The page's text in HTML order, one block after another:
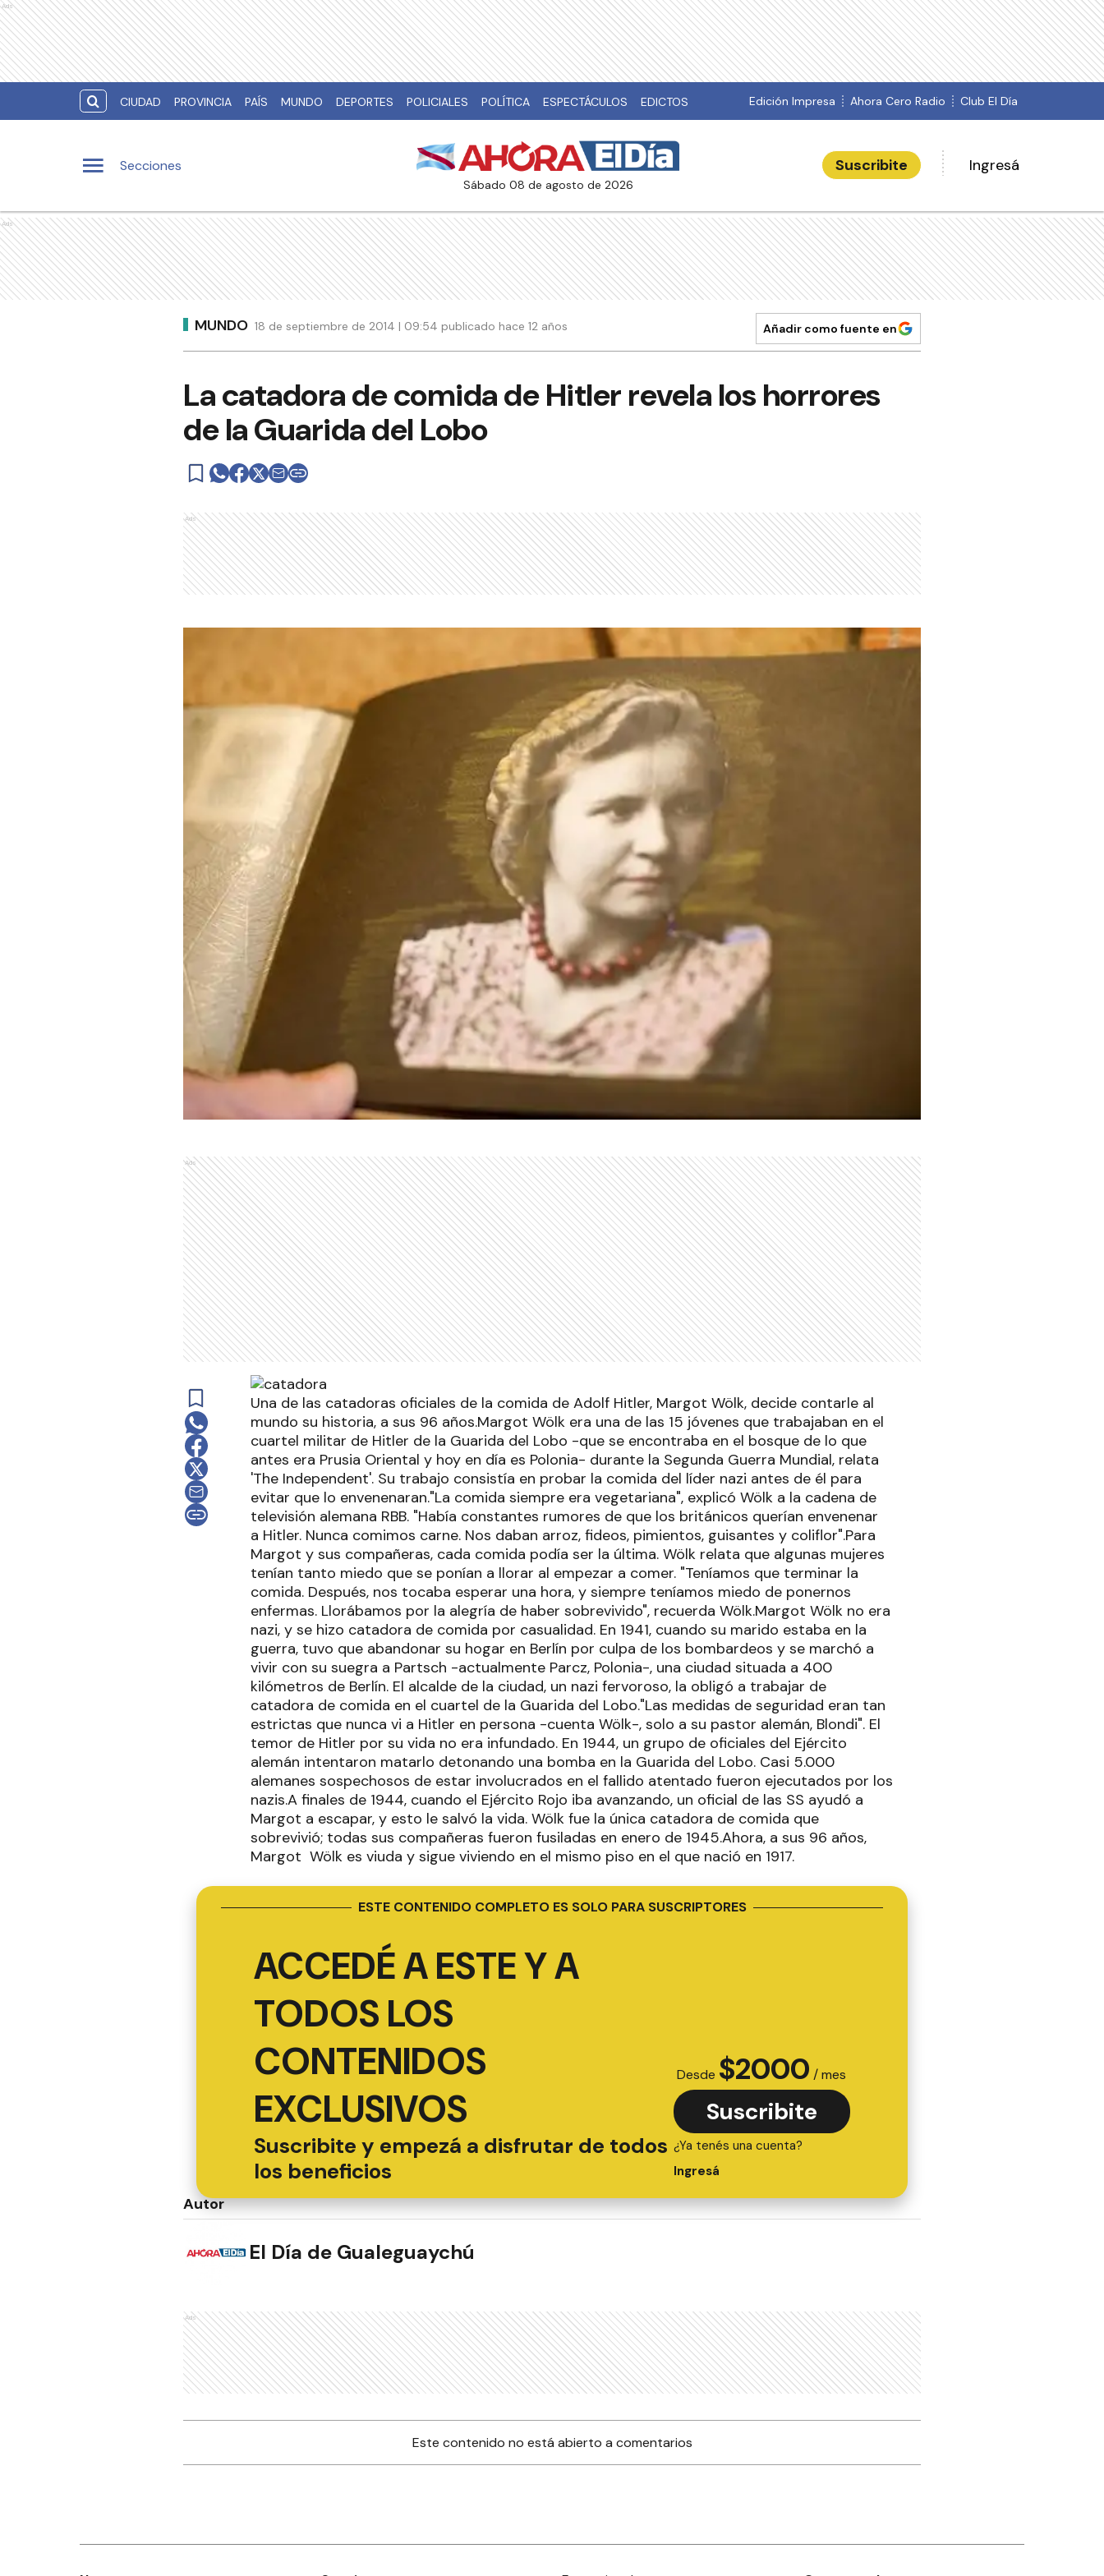
Ads
CIUDAD PROVINCIA PAÍS MUNDO DEPORTES POLICIALES POLÍTICA ESPECTÁCULOS EDICTOS Edición Impresa Ahora Cero Radio Club El Día
Secciones
sábado 08 de agosto de 2026
Suscribite Ingresá
Ads
MUNDO 18 de septiembre de 2014 | 09:54 publicado hace 12 años Añadir como fuente en
La catadora de comida de Hitler revela los horrores
de la Guarida del Lobo
Ads
Ads
Una de las catadoras oficiales de la comida de Adolf Hitler, Margot Wölk, decide contarle al
mundo su historia, a sus 96 años.Margot Wölk era una de las 15 jóvenes que trabajaban en el
cuartel militar de Hitler de la Guarida del Lobo -que se encontraba en el bosque de lo que
antes era Prusia Oriental y hoy en día es Polonia- durante la Segunda Guerra Mundial, relata
'The Independent'. Su trabajo consistía en probar la comida del líder nazi antes de él para
evitar que lo envenenaran."La comida siempre era vegetariana", explicó Wölk a la cadena de
televisión alemana RBB. "Había constantes rumores de que los británicos querían envenenar
a Hitler. Nunca comimos carne. Nos daban arroz, fideos, pimientos, guisantes y coliflor".Para
Margot y sus compañeras, cada comida podía ser la última. Wölk relata que algunas mujeres
tenían tanto miedo que se ponían a llorar al empezar a comer. "Teníamos que terminar la
comida. Después, nos tocaba esperar una hora, y siempre teníamos miedo de ponernos
enfermas. Llorábamos por la alegría de haber sobrevivido", recuerda Wölk.Margot Wölk no era
nazi, y se hizo catadora de comida por casualidad. En 1941, cuando su marido estaba en la
guerra, tuvo que abandonar su hogar en Berlín por culpa de los bombardeos y se marchó a
vivir con su suegra a Partsch -actualmente Parcz, Polonia-, una ciudad situada a 400
kilómetros de Berlín. El alcalde de la ciudad, un nazi fervoroso, la obligó a trabajar de
catadora de comida en el cuartel de la Guarida del Lobo."Las medidas de seguridad eran tan
estrictas que nunca vi a Hitler en persona -cuenta Wölk-, solo a su pastor alemán, Blondi". El
temor de Hitler por su vida no era infundado. En 1944, un grupo de oficiales del Ejército
alemán intentaron matarlo detonando una bomba en la Guarida del Lobo. Casi 5.000
alemanes sospechosos de estar involucrados en el fallido atentado fueron ejecutados por los
nazis.A finales de 1944, cuando el Ejército Rojo iba avanzando, un oficial de las SS ayudó a
Margot a escapar, y esto le salvó la vida. Wölk fue la única catadora de comida que
sobrevivió; todas sus compañeras fueron fusiladas en enero de 1945.Ahora, a sus 96 años,
Margot Wölk es viuda y sigue viviendo en el mismo piso en el que nació en 1917.
ESTE CONTENIDO COMPLETO ES SOLO PARA SUSCRIPTORES
ACCEDÉ A ESTE Y A
TODOS LOS
CONTENIDOS
EXCLUSIVOS
Suscribite y empezá a disfrutar de todos
los beneficios
Desde $2000 / mes
Suscribite
¿Ya tenés una cuenta?
Ingresá
Autor
El Día de Gualeguaychú
Ads
Este contenido no está abierto a comentarios